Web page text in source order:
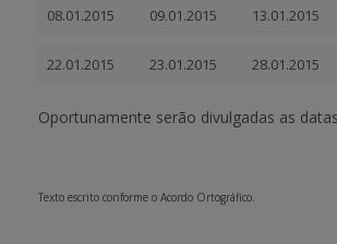
08.01.2015 09.01.2015 13.01.2015
22.01.2015 23.01.2015 28.01.2015
Oportunamente serão divulgadas as
Texto escrito conforme o Acordo Ortográfico.